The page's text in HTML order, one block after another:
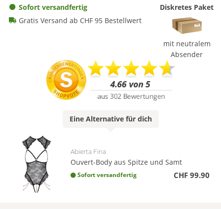
Sofort versandfertig
Gratis Versand ab CHF 95 Bestellwert
Diskretes Paket
mit neutralem
Absender
Eine Alternativefür dich
Abierta Fina
Ouvert-Body aus Spitze und Samt
Sofort versandfertig CHF 99.90